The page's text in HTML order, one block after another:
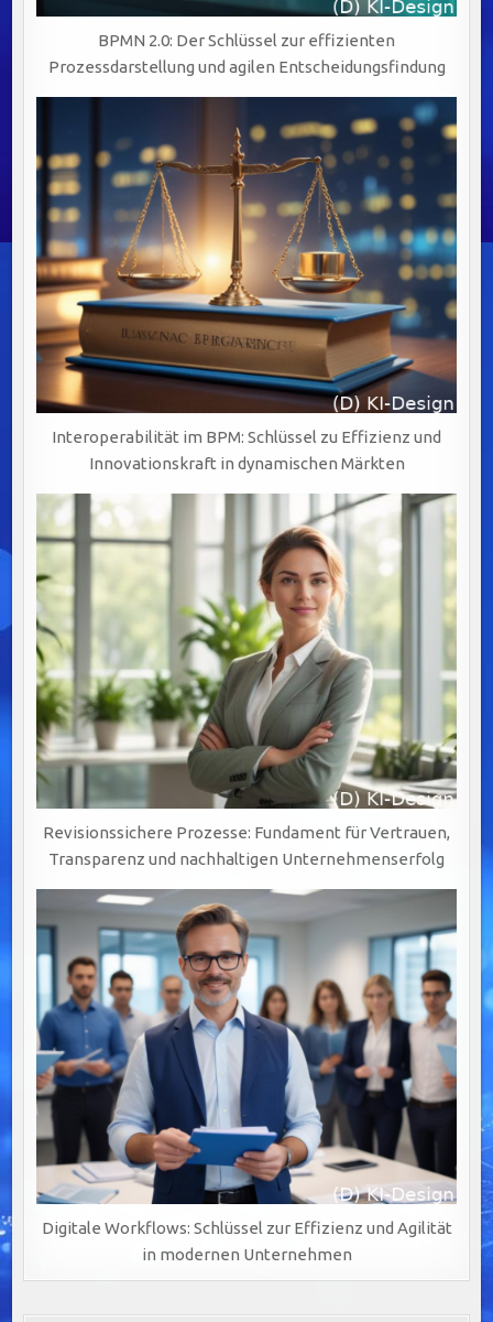
BPMN 2.0: Der Schlüssel zur effizienten
Prozessdarstellung und agilen Entscheidungsfindung
Interoperabilität im BPM: Schlüssel zu Effizienz und
Innovationskraft in dynamischen Märkten
Revisionssichere Prozesse: Fundament für Vertrauen,
Transparenz und nachhaltigen Unternehmenserfolg
Digitale Workflows: Schlüssel zur Effizienz und Agilität
in modernen Unternehmen